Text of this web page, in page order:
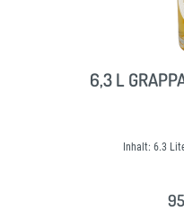
6,3 L
Inhalt: 6.3